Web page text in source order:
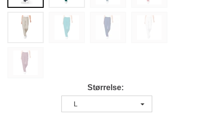
Størrelse
L